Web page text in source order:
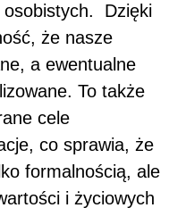
osobistych. Dzięki
że nasze
a ewentualne
To także
cele
co sprawia, że
formalnością, ale
i życiowych